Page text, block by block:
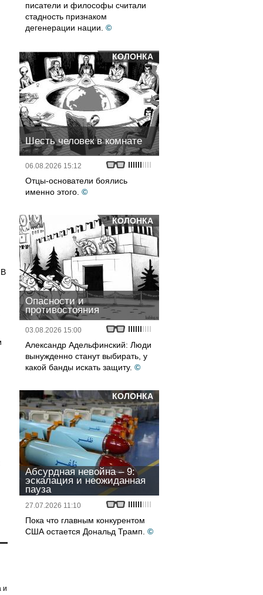
и
писатели и философы считали
стадность признаком
дегенерации нации. ©
КОЛОНКА
Шесть человек в комнате
06.08.2026 15:12
Отцы-основатели боялись
именно этого. ©
КОЛОНКА
Опасности и
противостояния
03.08.2026 15:00
Александр Адельфинский: Люди
вынужденно станут выбирать, у
какой банды искать защиту. ©
КОЛОНКА
Абсурдная невойна – 9:
эскалация и неожиданная
пауза
27.07.2026 11:10
Пока что главным конкурентом
США остается Дональд Трамп. ©